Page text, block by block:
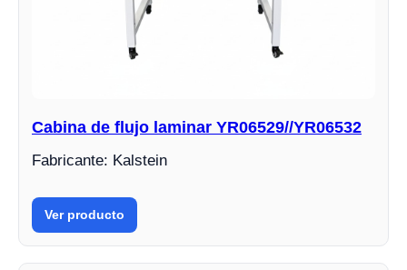
Cabina de flujo laminar YR06529//YR06532
Fabricante: Kalstein
Ver producto